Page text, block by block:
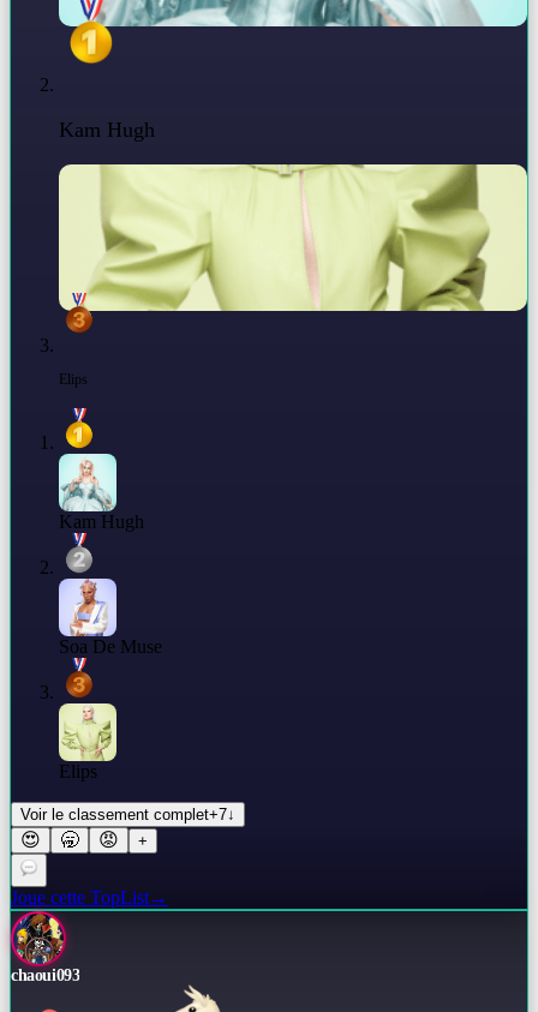
Kam Hugh
Elips
Kam Hugh
Soa De Muse
Elips
Voir le classement complet+7↓
😍 🥱 😡 +
Joue cette TopList→
chaoui093